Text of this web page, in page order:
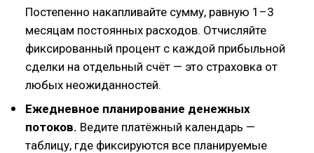
Постепенно накапливайте сумму, равную 1–3
месяцам постоянных расходов. Отчисляйте
фиксированный процент с каждой прибыльной
сделки на отдельный счёт — это страховка от
любых неожиданностей.
Ежедневное планирование денежных
потоков. Ведите платёжный календарь —
таблицу, где фиксируются все планируемые